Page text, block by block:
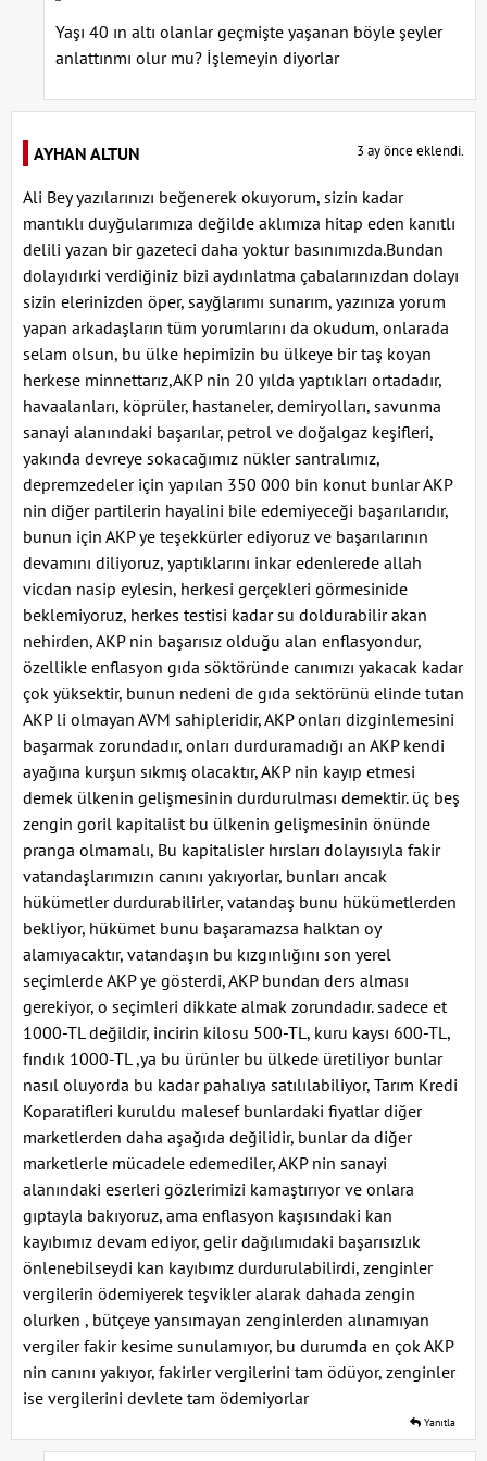
Yaşı 40 ın altı olanlar geçmişte yaşanan böyle şeyler
anlattınmı olur mu? İşlemeyin diyorlar
AYHAN ALTUN 3 ay önce eklendi.
Ali Bey yazılarınızı beğenerek okuyorum, sizin kadar
mantıklı duyğularımıza değilde aklımıza hitap eden kanıtlı
delili yazan bir gazeteci daha yoktur basınımızda.Bundan
dolayıdırki verdiğiniz bizi aydınlatma çabalarınızdan dolayı
sizin elerinizden öper, sayğlarımı sunarım, yazınıza yorum
yapan arkadaşların tüm yorumlarını da okudum, onlarada
selam olsun, bu ülke hepimizin bu ülkeye bir taş koyan
herkese minnettarız,AKP nin 20 yılda yaptıkları ortadadır,
havaalanları, köprüler, hastaneler, demiryolları, savunma
sanayi alanındaki başarılar, petrol ve doğalgaz keşifleri,
yakında devreye sokacağımız nükler santralımız,
depremzedeler için yapılan 350 000 bin konut bunlar AKP
nin diğer partilerin hayalini bile edemiyeceği başarılarıdır,
bunun için AKP ye teşekkürler ediyoruz ve başarılarının
devamını diliyoruz, yaptıklarını inkar edenlerede allah
vicdan nasip eylesin, herkesi gerçekleri görmesinide
beklemiyoruz, herkes testisi kadar su doldurabilir akan
nehirden, AKP nin başarısız olduğu alan enflasyondur,
özellikle enflasyon gıda söktöründe canımızı yakacak kadar
çok yüksektir, bunun nedeni de gıda sektörünü elinde tutan
AKP li olmayan AVM sahipleridir, AKP onları dizginlemesini
başarmak zorundadır, onları durduramadığı an AKP kendi
ayağına kurşun sıkmış olacaktır, AKP nin kayıp etmesi
demek ülkenin gelişmesinin durdurulması demektir. üç beş
zengin goril kapitalist bu ülkenin gelişmesinin önünde
pranga olmamalı, Bu kapitalisler hırsları dolayısıyla fakir
vatandaşlarımızın canını yakıyorlar, bunları ancak
hükümetler durdurabilirler, vatandaş bunu hükümetlerden
bekliyor, hükümet bunu başaramazsa halktan oy
alamıyacaktır, vatandaşın bu kızgınlığını son yerel
seçimlerde AKP ye gösterdi, AKP bundan ders alması
gerekiyor, o seçimleri dikkate almak zorundadır. sadece et
1000-TL değildir, incirin kilosu 500-TL, kuru kaysı 600-TL,
fındık 1000-TL ,ya bu ürünler bu ülkede üretiliyor bunlar
nasıl oluyorda bu kadar pahalıya satılılabiliyor, Tarım Kredi
Koparatifleri kuruldu malesef bunlardaki fiyatlar diğer
marketlerden daha aşağıda değilidir, bunlar da diğer
marketlerle mücadele edemediler, AKP nin sanayi
alanındaki eserleri gözlerimizi kamaştırıyor ve onlara
gıptayla bakıyoruz, ama enflasyon kaşısındaki kan
kayıbımız devam ediyor, gelir dağılımıdaki başarısızlık
önlenebilseydi kan kayıbımz durdurulabilirdi, zenginler
vergilerin ödemiyerek teşvikler alarak dahada zengin
olurken , bütçeye yansımayan zenginlerden alınamıyan
vergiler fakir kesime sunulamıyor, bu durumda en çok AKP
nin canını yakıyor, fakirler vergilerini tam ödüyor, zenginler
ise vergilerini devlete tam ödemiyorlar
Yanıtla